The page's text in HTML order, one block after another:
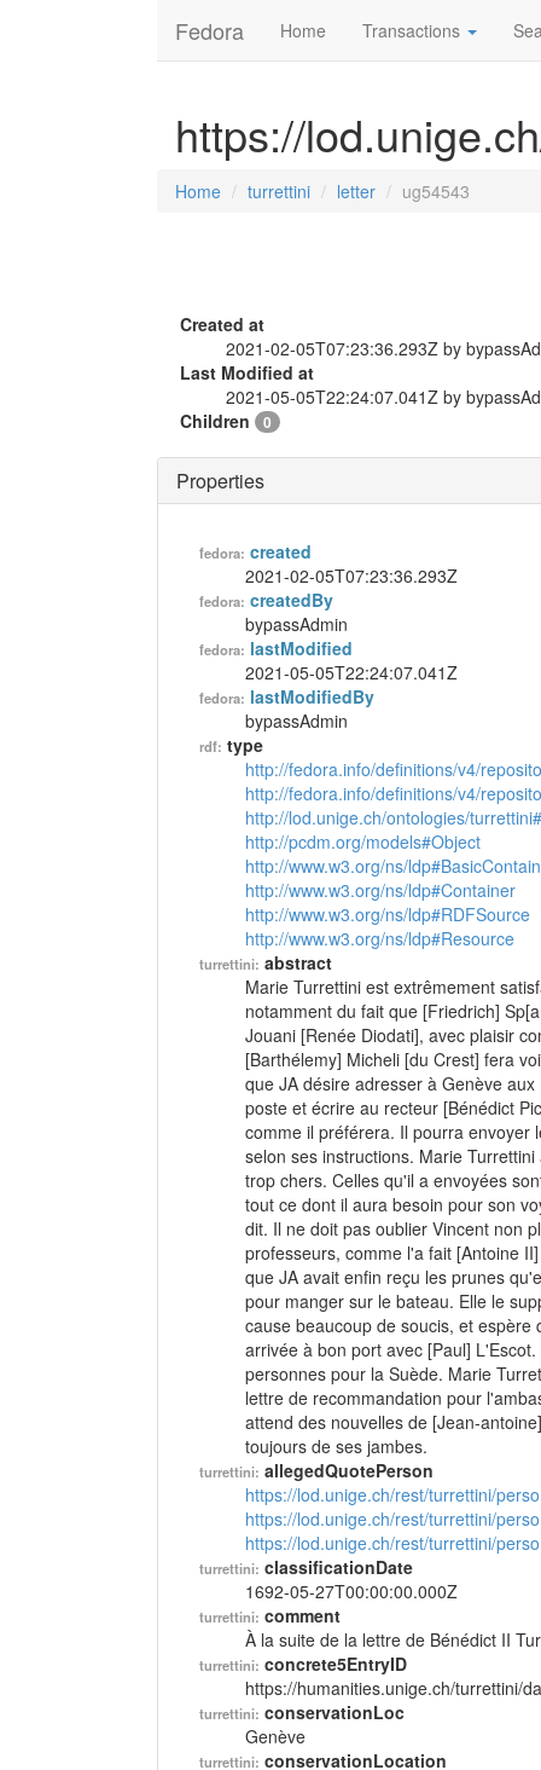
Fedora Home Transactions
https://
Home turrettini letter ug54543
Created at
2021-02-05T07:23:36.293Z by
Last Modified at
2021-05-05T22:24:07.041Z by
Children
0
Properties
fedora: created
2021-02-05T07:23:36.293Z
fedora: createdBy
bypassAdmin
fedora: lastModified
2021-05-05T22:24:07.041Z
fedora: lastModifiedBy
bypassAdmin
rdf: type
http://fedora.info/definitions/v4/
http://fedora.info/definitions/v4/
http://lod.unige.ch/ontologies/
http://pcdm.org/models#Object
http://www.w3.org/ns/
http://www.w3.org/ns/ldp#Container
http://www.w3.org/ns/ldp#RDFSource
http://www.w3.org/ns/ldp#Resource
turrettini: abstract
Marie Turrettini est extrêmement
notamment du fait que [Friedrich]
Jouani [Renée Diodati], avec plaisir
[Barthélemy] Micheli [du Crest] fera
que JA désire adresser à Genève
poste et écrire au recteur [Bénédict
comme il préférera. Il pourra envoyer
selon ses instructions. Marie
trop chers. Celles qu'il a envoyées
tout ce dont il aura besoin pour son
dit. Il ne doit pas oublier Vincent non
professeurs, comme l'a fait [Antoine
que JA avait enfin reçu les prunes
pour manger sur le bateau. Elle le
cause beaucoup de soucis, et
arrivée à bon port avec [Paul]
personnes pour la Suède. Marie
lettre de recommandation pour
attend des nouvelles de [Jean-
toujours de ses jambes.
turrettini: allegedQuotePerson
https://lod.unige.ch/rest/turrettini/
https://lod.unige.ch/rest/turrettini/
https://lod.unige.ch/rest/turrettini/
turrettini: classificationDate
1692-05-27T00:00:00.000Z
turrettini: comment
À la suite de la lettre de Bénédict II
turrettini: concrete5EntryID
https://humanities.unige.ch/turrettini/
turrettini: conservationLoc
Genève
turrettini: conservationLocation